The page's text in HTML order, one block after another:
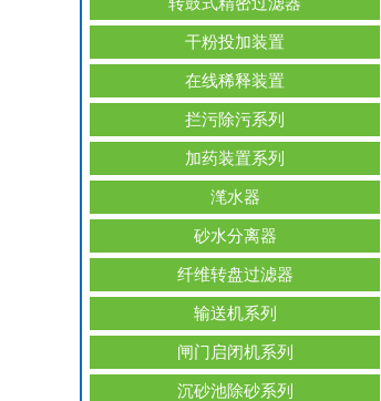
干粉投加装置
在线稀释装置
拦污除污系列
加药装置系列
滗水器
砂水分离器
纤维转盘过滤器
输送机系列
闸门启闭机系列
沉砂池除砂系列